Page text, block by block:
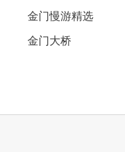
金门慢游精选
金门大桥